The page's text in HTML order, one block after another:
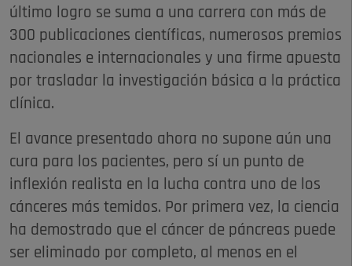
último logro se suma a una carrera con más de
300 publicaciones científicas, numerosos premios
nacionales e internacionales y una firme apuesta
por trasladar la investigación básica a la práctica
clínica.
El avance presentado ahora no supone aún una
cura para los pacientes, pero sí un punto de
inflexión realista en la lucha contra uno de los
cánceres más temidos. Por primera vez, la ciencia
ha demostrado que el cáncer de páncreas puede
ser eliminado por completo, al menos en el